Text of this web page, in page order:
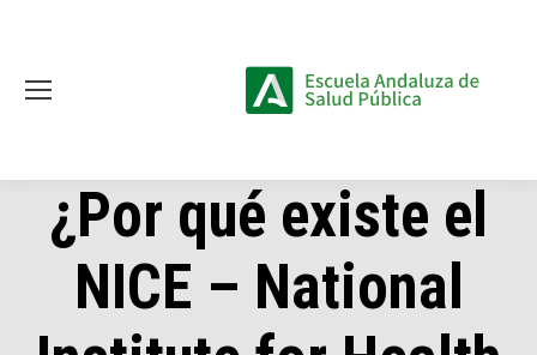
¿Por qué existe el
NICE – National